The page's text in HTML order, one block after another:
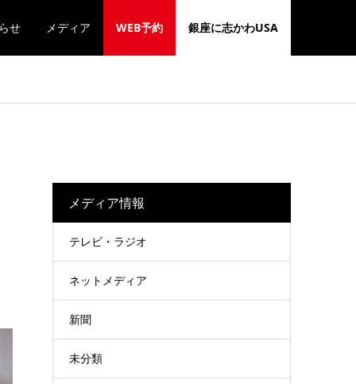
せ メディア WEB予約 銀座に志かわUSA
メディア情報
テレビ・ラジオ
ネットメディア
新聞
未分類